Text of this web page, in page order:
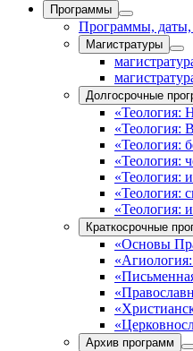
Программы
Программы,
Магистратуры
Долгосрочные
«Теология:
«Теология:
«Теология:
«Теология:
«Теология:
«Теология:
«Теология:
Краткосрочные
«Основы
Архив программ